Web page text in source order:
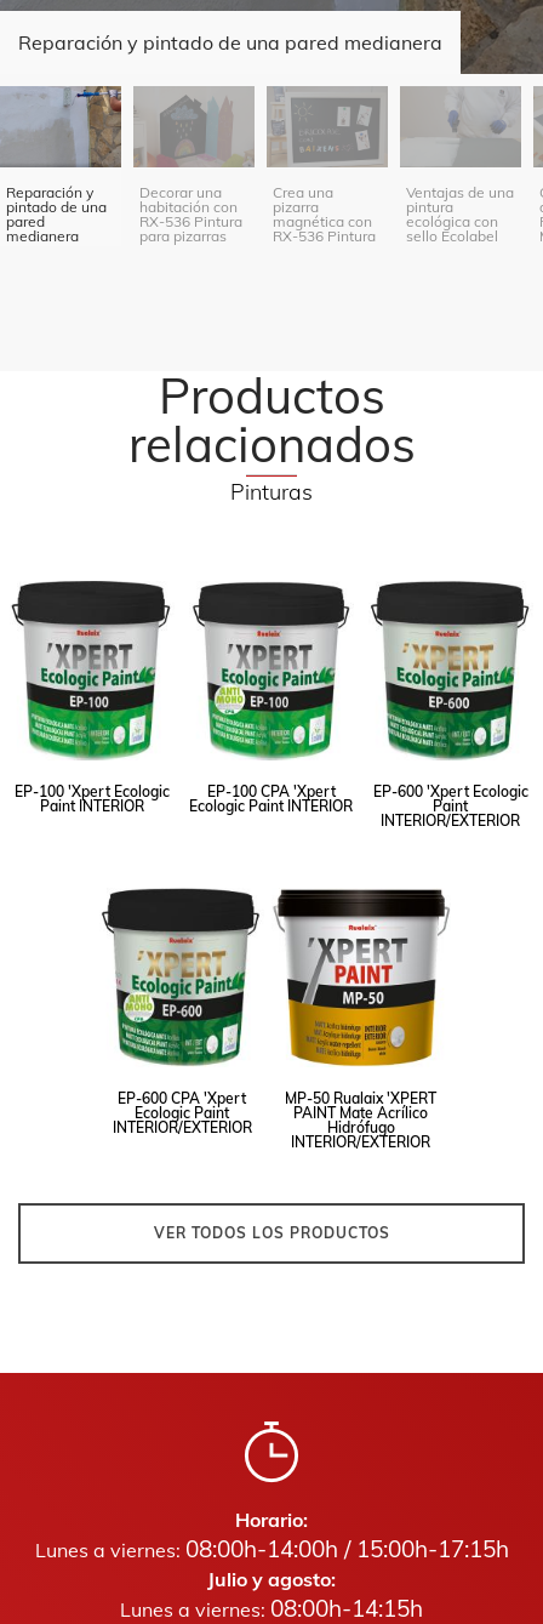
Productos
relacionados
Pinturas
EP-100 'Xpert Ecologic
Paint INTERIOR
EP-100 CPA 'Xpert
Ecologic Paint INTERIOR
EP-600 'Xpert Ecologic
Paint
INTERIOR/EXTERIOR
EP-600 CPA 'Xpert
Ecologic Paint
INTERIOR/EXTERIOR
MP-50 Rualaix 'XPERT
PAINT Mate Acrílico
Hidrófugo
INTERIOR/EXTERIOR
VER TODOS LOS PRODUCTOS
Reparación y pintado de una pared medianera
Reparación y
pintado de una
pared
medianera
Decorar una
habitación con
RX-536 Pintura
para pizarras
Crea una
pizarra
magnética con
RX-536 Pintura
Ventajas de una
pintura
ecológica con
sello Ecolabel
Horario:
Lunes a viernes: 08:00h-14:00h / 15:00h-17:15h
Julio y agosto:
Lunes a viernes: 08:00h-14:15h